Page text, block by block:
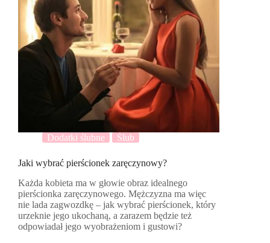
Dodatki ślubne Ślub
Jaki wybrać pierścionek zaręczynowy?
Każda kobieta ma w głowie obraz idealnego
pierścionka zaręczynowego. Mężczyzna ma więc
nie lada zagwozdkę – jak wybrać pierścionek, który
urzeknie jego ukochaną, a zarazem będzie też
odpowiadał jego wyobrażeniom i gustowi?